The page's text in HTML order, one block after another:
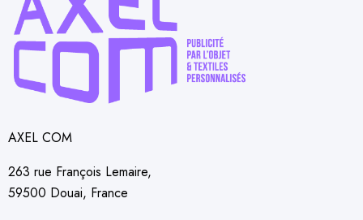
AXEL COM
263 rue François Lemaire,
59500 Douai, France